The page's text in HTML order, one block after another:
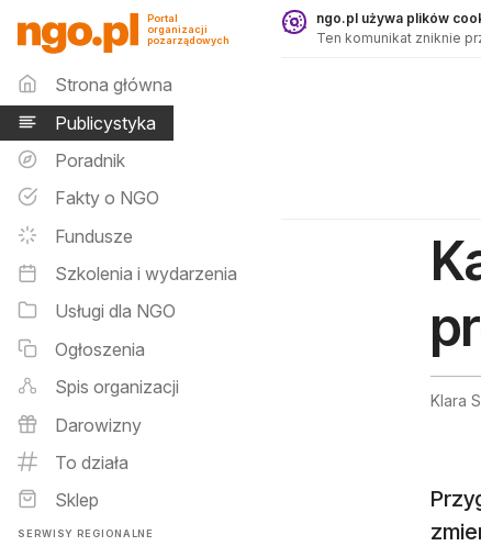
Publicystyka - ngo.pl
Portal
organizacji
pozarządowych
Menu główne
Strona główna
Publicystyka
Poradnik
Fakty o NGO
Fundusze
Szkolenia i wydarzenia
Usługi dla NGO
Ogłoszenia
Spis organizacji
Darowizny
To działa
Sklep
SERWISY REGIONALNE
ngo.pl używa plików
Ten komunikat zniknie
Klara